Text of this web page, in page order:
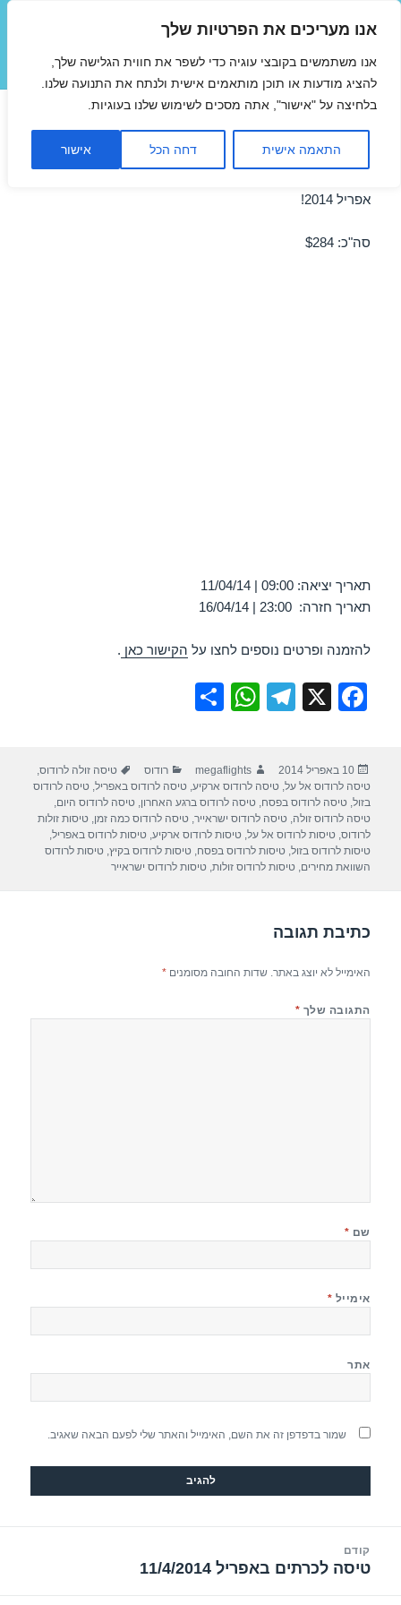
אנו מעריכים את הפרטיות שלך
אנו משתמשים בקובצי עוגיה כדי לשפר את חווית הגלישה שלך,
להציג מודעות או תוכן מותאמים אישית ולנתח את התנועה שלנו.
בלחיצה על "אישור", אתה מסכים לשימוש שלנו בעוגיות.
התאמה אישית דחה הכל אישור
תפריטים
ווידג'טים
טיסה לרודוס באפריל 11/04/2014
אפריל 2014!
סה"כ: $284
תאריך יציאה: 09:00 | 11/04/14
תאריך חזרה: 23:00 | 16/04/14
להזמנה ופרטים נוספים לחצו על הקישור כאן .
F
e
b
o
o
X
T
gr
a
m
W
s
A
p
p
e
פורסם
בתאריך
10 באפריל 2014 מחבר
megaflights קטגוריות
רודוס תגיות
טיסה זולה לרודוס,
טיסה לרודוס אל על,טיסה לרודוס ארקיע,טיסה לרודוס באפריל,טיסה לרודוס
בזול,טיסה לרודוס בפסח,טיסה לרודוס ברגע האחרון,טיסה לרודוס היום,
טיסה לרודוס זולה,טיסה לרודוס ישראייר,טיסה לרודוס כמה זמן,טיסות זולות
לרודוס,טיסות לרודוס אל על,טיסות לרודוס ארקיע,טיסות לרודוס באפריל,
טיסות לרודוס בזול,טיסות לרודוס בפסח,טיסות לרודוס בקיץ,טיסות לרודוס
השוואת מחירים,טיסות לרודוס זולות,טיסות לרודוס ישראייר
כתיבת תגובה
האימייל לא יוצג באתר. שדות החובה מסומנים*
התגובה שלך *
שם *
אימייל *
אתר
שמור בדפדפן זה את השם, האימייל והאתר שלי לפעם הבאה שאגיב.
קודם
הפוסט
טיסה לכרתים באפריל 11/4/2014